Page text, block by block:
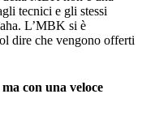
tecnici e gli stessi
L’MBK si è
dire che vengono offerti
con una veloce